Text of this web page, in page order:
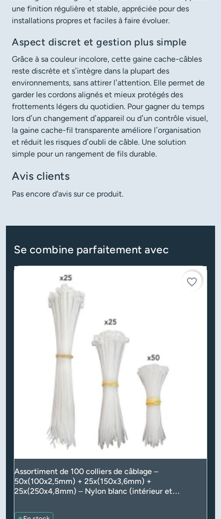
une finition régulière et stable, appréciée pour des
installations propres et faciles à faire évoluer.
Aspect discret et gestion plus simple
Grâce à sa couleur incolore, cette gaine cache-câbles
reste discrète et s’intègre dans la plupart des
environnements, sans attirer l’attention. Elle permet de
garder les cordons alignés et mieux protégés des
frottements légers du quotidien. Pour gagner du temps
lors d’un changement d’appareil ou d’un contrôle visuel,
la gaine cache-fil transparente améliore l’organisation
et réduit les risques d’oubli de câble. Une solution
simple pour un rangement de fils durable.
Avis clients
Pas encore d'avis sur ce produit.
Se combine parfaitement avec
favorite_border
Assortiment de 100 colliers de câblage –
50x(100x2,5mm) + 25x(150x3,6mm) +
25x(250x4,8mm) – Nylon blanc (intérieur et